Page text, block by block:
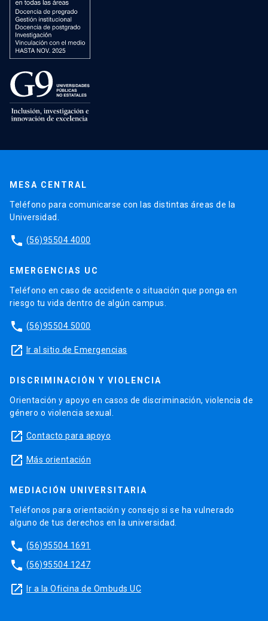
MESA CENTRAL
Teléfono para comunicarse con las distintas áreas de la
Universidad.
phone (56)95504 4000
EMERGENCIAS UC
Teléfono en caso de accidente o situación que ponga en
riesgo tu vida dentro de algún campus.
phone (56)95504 5000
launch Ir al sitio de Emergencias
DISCRIMINACIÓN Y VIOLENCIA
Orientación y apoyo en casos de discriminación, violencia de
género o violencia sexual.
launch Contacto para apoyo
launch Más orientación
MEDIACIÓN UNIVERSITARIA
Teléfonos para orientación y consejo si se ha vulnerado
alguno de tus derechos en la universidad.
phone (56)95504 1691
phone (56)95504 1247
launch Ir a la Oficina de Ombuds UC